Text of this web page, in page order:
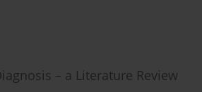
– a Literature Review